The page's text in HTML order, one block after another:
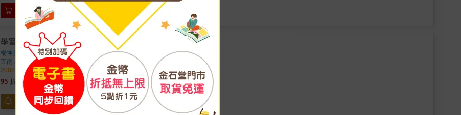
助父母因應孩子的情緒行為，用不同方式來溝通「我懂你」，席格與布萊森兩位作者可是大師等級。本書翔實地說明，如何讓你的教養更容易、做
的更好！ &mdash;&mdash;克里斯汀&middot;卡特博士，Raising Happiness作者 這是席格與布萊森迄今寫出最棒的一本書，而且內容非常豐富。
他們基於神經科學研究和對兒童需求的深刻認識，將教養智慧提煉成一個深刻的概念：陪伴。它看似普通，卻是最偉大的想法之一，但前提是有人
提出、並清楚地闡明。最棒的是，兩位作者透過本書先陪伴了讀者。他們了解父母，了解他們的恐懼和焦慮、希望和夢想，並提供了簡單之道，讓
父母可以認識與安撫孩子，提供他們安全與穩固。 &mdash;&mdash;勞倫斯&middot;J&middot;科恩博士，Playful Parenting作者 這是一本難得之
作，內容如此廣泛且深入，又提供可行的步驟，幫助孩子找到成功、自信，並與孩子建立連結。本書讓祖魯語問候語&ldquo;Sawubona&rdquo;
（我看到你了）在生活中成真，不斷強調&ldquo;Ngikhona&rdquo;（我在這裡），這對於親子相連至關重要。&mdash;&mdash;金&middot;約翰
&middot;佩恩，Simplicity Parenting作者 席格與布萊森在本書提供真實生活的個案和&hellip;&hellip;處理各種棘手情況的具體建議&hellip;&hellip;
那些想尋找可靠研究的父母，會發現本書的內容可讀性高，是席格與布萊森又一本力作&mdash;&mdash;《書單》 &
加入購物車
學習障礙導論（楊）
楊坤堂
五南 出版
2008/04/02 出版
95 折 266 元
貨到通知